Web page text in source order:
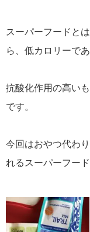
スーパーフードと
ら、低カロリーで
抗酸化作用の高い
です。
今回はおやつ代わ
れるスーパーフー